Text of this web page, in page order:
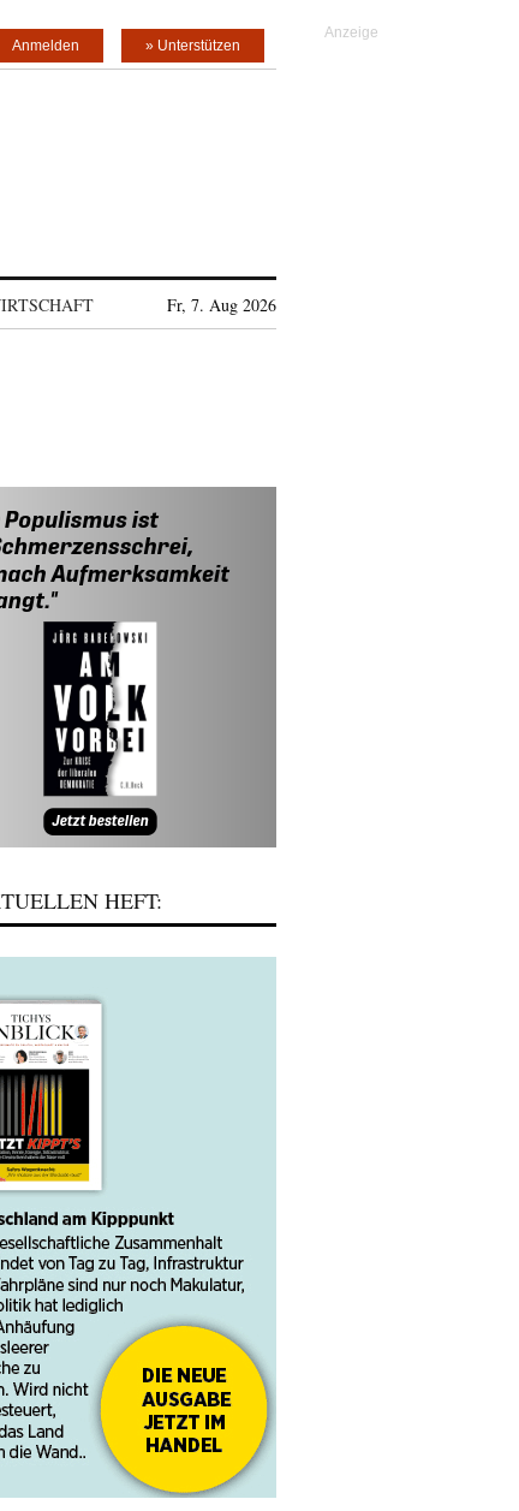
» Unterstützen
Anmelden
Fr, 7. Aug 2026
HEFT: